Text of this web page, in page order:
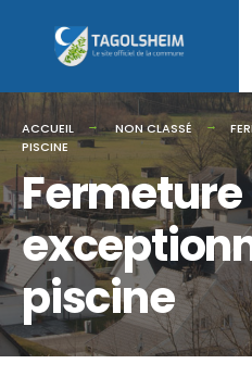
ACCUEIL NON CLASSÉ
PISCINE
Fermeture
piscine
for: